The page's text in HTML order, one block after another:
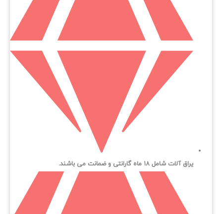
یراق آلات شامل ۱۸ ماه گارانتی و ضمانت می باشند.